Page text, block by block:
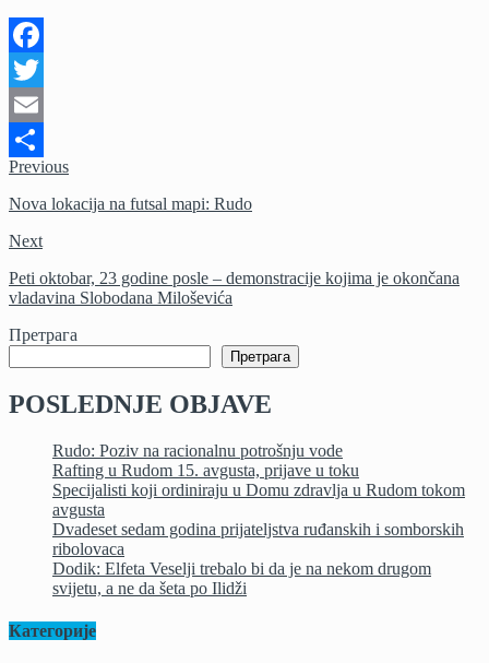
Facebook
Twitter
Email
Share
Previous
Nova lokacija na futsal mapi: Rudo
Next
Peti oktobar, 23 godine posle – demonstracije kojima je okončana
vladavina Slobodana Miloševića
Претрага
Претрага
POSLEDNJE OBJAVE
Rudo: Poziv na racionalnu potrošnju vode
Rafting u Rudom 15. avgusta, prijave u toku
Specijalisti koji ordiniraju u Domu zdravlja u Rudom tokom
avgusta
Dvadeset sedam godina prijateljstva ruđanskih i somborskih
ribolovaca
Dodik: Elfeta Veselji trebalo bi da je na nekom drugom
svijetu, a ne da šeta po Ilidži
Категорије